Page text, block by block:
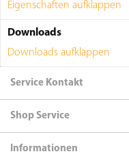
Eigenschaften aufklappen
Downloads
Downloads aufklappen
Service Kontakt
Shop Service
Informationen